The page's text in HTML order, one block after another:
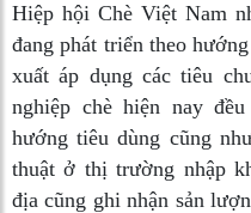
Hiệp hội Chè Việt Nam
đang phát triển theo
xuất áp dụng các tiêu
nghiệp chè hiện nay
hướng tiêu dùng cũng
thuật ở thị trường nhập
địa cũng ghi nhận sản